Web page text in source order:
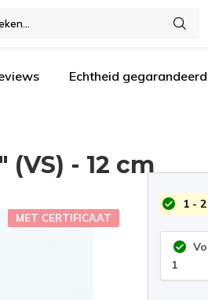
Echtheid gegarandeerd
- 12 cm
MET CERTIFICAAT
1 -
1